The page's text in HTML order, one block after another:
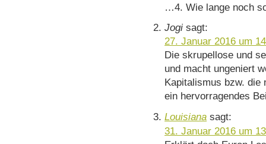
…4. Wie lange noch
Jogi sagt:
27. Januar 2016 um
Die skrupellose und
und macht ungeniert
Kapitalismus bzw. die
ein hervorragendes
Louisiana sagt:
31. Januar 2016 um